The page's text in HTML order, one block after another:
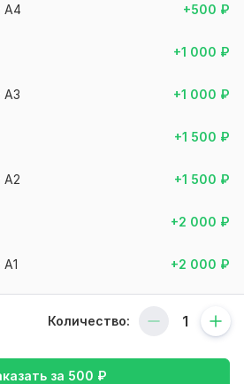
А4 +500 ₽
+1 000 ₽
А3 +1 000 ₽
+1 500 ₽
А2 +1 500 ₽
+2 000 ₽
+2 000 ₽
Количество:
за 500 ₽